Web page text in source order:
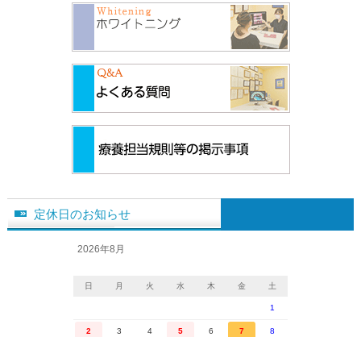
定休日のお知らせ
2026年8月
日 月 火 水 木 金 土
1
2 3 4 5 6 7 8